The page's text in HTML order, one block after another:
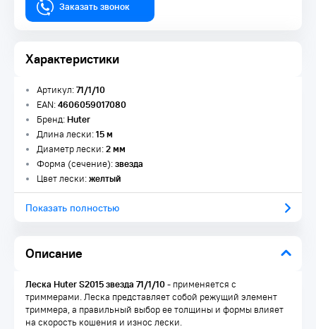
Заказать звонок
Характеристики
Описание
Артикул:71/1/10
EAN:4606059017080
Бренд:Huter
Длина лески:15 м
Диаметр лески:2 мм
Форма (сечение):звезда
Цвет лески:желтый
Показать полностью
Леска Huter S2015 звезда 71/1/10- применяется с
триммерами. Леска представляет собой режущий элемент
триммера, а правильный выбор ее толщины и формы влияет
на скорость кошения и износ лески.